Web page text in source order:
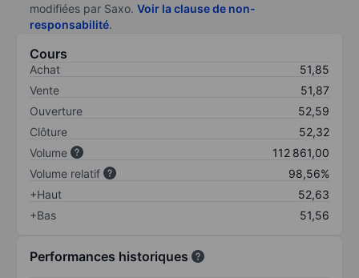
modifiées par Saxo. Voir la clause de non-
responsabilité.
Cours
Achat
51,85
Vente
51,87
Ouverture
52,59
Clôture
52,32
Volume
112 861,00
Volume relatif
98,56%
+Haut
52,63
+Bas
51,56
Performances historiques